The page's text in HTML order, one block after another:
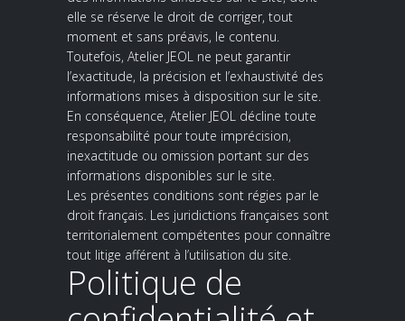
elle se réserve le droit de corriger, tout
moment et sans préavis, le contenu.
Toutefois, Atelier JEOL ne peut garantir
l’exactitude, la précision et l’exhaustivité des
informations mises à disposition sur le site.
En conséquence, Atelier JEOL décline toute
responsabilité pour toute imprécision,
inexactitude ou omission portant sur des
informations disponibles sur le site.
Les présentes conditions sont régies par le
droit français. Les juridictions françaises sont
territorialement compétentes pour connaître
tout litige afférent à l’utilisation du site.
Politique de